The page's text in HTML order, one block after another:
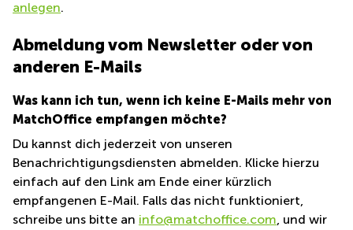
anlegen.
Abmeldung vom Newsletter oder von
anderen E-Mails
Was kann ich tun, wenn ich keine E-Mails mehr von
MatchOffice empfangen möchte?
Du kannst dich jederzeit von unseren
Benachrichtigungsdiensten abmelden. Klicke hierzu
einfach auf den Link am Ende einer kürzlich
empfangenen E-Mail. Falls das nicht funktioniert,
schreibe uns bitte an info@matchoffice.com , und wir